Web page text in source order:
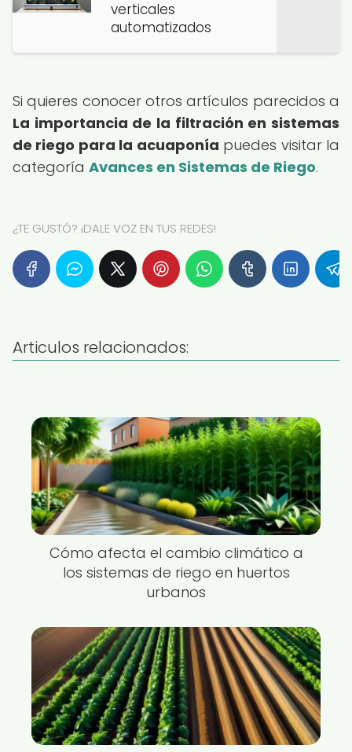
verticales
automatizados
Si quieres conocer otros artículos parecidos a
La importancia de la filtración en sistemas
de riego para la acuaponía puedes visitar la
categoría Avances en Sistemas de Riego.
¿TE GUSTÓ? ¡DALE VOZ EN TUS REDES!
Articulos relacionados:
Cómo afecta el cambio climático a
los sistemas de riego en huertos
urbanos